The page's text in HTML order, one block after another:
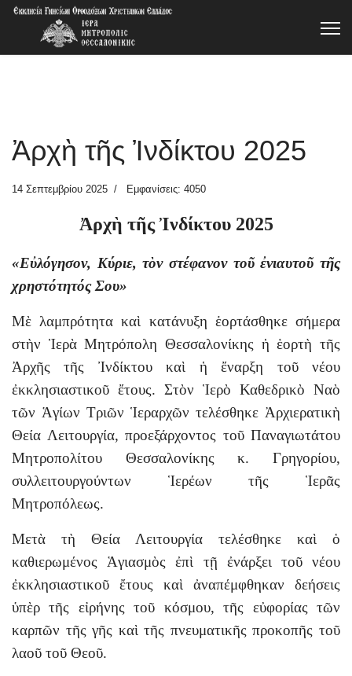
Ἀρχὴ τῆς Ἰνδίκτου 2025
14 Σεπτεμβρίου 2025 Εμφανίσεις: 4050
Ἀρχὴ τῆς Ἰνδίκτου 2025
«Εὐλόγησον, Κύριε, τὸν στέφανον τοῦ ἐνιαυτοῦ τῆς
χρηστότητός Σου»
Μὲ λαμπρότητα καὶ κατάνυξη ἑορτάσθηκε σήμερα
στὴν Ἱερὰ Μητρόπολη Θεσσαλονίκης ἡ ἑορτὴ τῆς
Ἀρχῆς τῆς Ἰνδίκτου καὶ ἡ ἔναρξη τοῦ νέου
ἐκκλησιαστικοῦ ἔτους. Στὸν Ἱερὸ Καθεδρικὸ Ναὸ
τῶν Ἁγίων Τριῶν Ἱεραρχῶν τελέσθηκε Ἀρχιερατικὴ
Θεία Λειτουργία, προεξάρχοντος τοῦ Παναγιωτάτου
Μητροπολίτου Θεσσαλονίκης κ. Γρηγορίου,
συλλειτουργούντων Ἱερέων τῆς Ἱερᾶς
Μητροπόλεως.
Μετὰ τὴ Θεία Λειτουργία τελέσθηκε καὶ ὁ
καθιερωμένος Ἁγιασμὸς ἐπὶ τῇ ἐνάρξει τοῦ νέου
ἐκκλησιαστικοῦ ἔτους καὶ ἀναπέμφθηκαν δεήσεις
ὑπὲρ τῆς εἰρήνης τοῦ κόσμου, τῆς εὐφορίας τῶν
καρπῶν τῆς γῆς καὶ τῆς πνευματικῆς προκοπῆς τοῦ
λαοῦ τοῦ Θεοῦ.